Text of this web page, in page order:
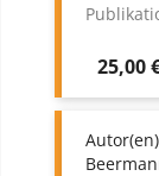
Preis
25,00